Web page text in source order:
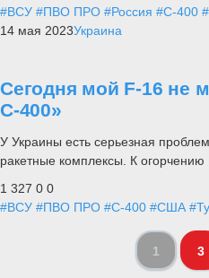
#ВСУ #ПВО ПРО #Россия #С-400
14 мая 2023Украина
Сегодня мой F-16 не
С-400»
У Украины есть серьезная
ракетные комплексы. К огорчению
1 327 0 0
#ВСУ #ПВО ПРО #С-400 #США
1 3